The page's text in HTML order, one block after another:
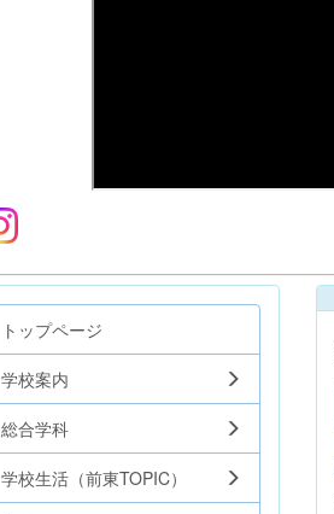
トップページ
学校案内
総合学科
学校生活（前東TOPIC）